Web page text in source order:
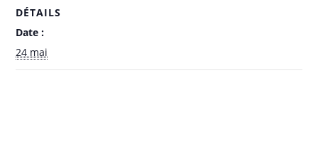
DÉTAILS
Date :
24 mai